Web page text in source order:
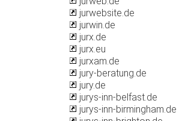
jurwebsite.de
jurwin.de
jurx.de
jurx.eu
jurxam.de
jury-beratung.de
jury.de
jurys-inn-belfast.de
jurys-inn-birmingham.de